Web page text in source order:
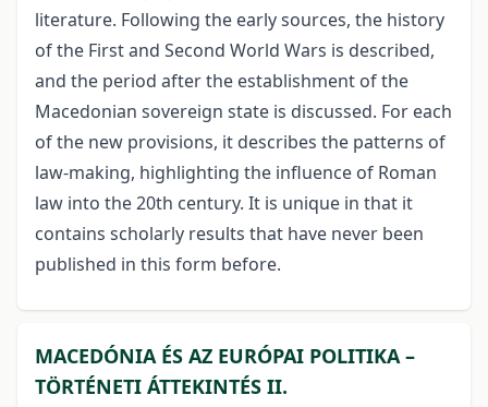
literature. Following the early sources, the history
of the First and Second World Wars is described,
and the period after the establishment of the
Macedonian sovereign state is discussed. For each
of the new provisions, it describes the patterns of
law-making, highlighting the influence of Roman
law into the 20th century. It is unique in that it
contains scholarly results that have never been
published in this form before.
MACEDÓNIA ÉS AZ EURÓPAI POLITIKA –
TÖRTÉNETI ÁTTEKINTÉS II.